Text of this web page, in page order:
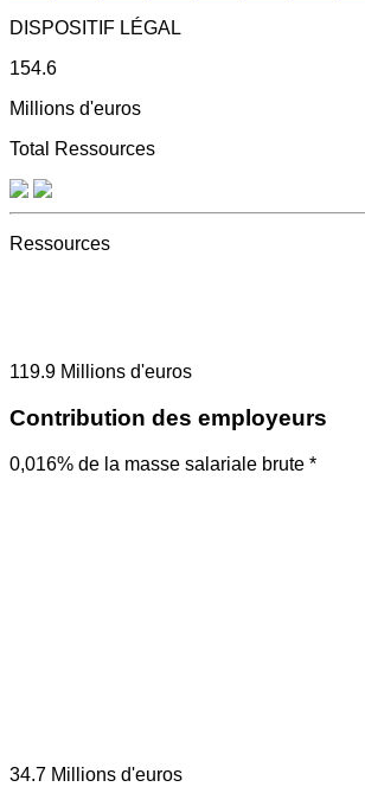
DISPOSITIF LÉGAL
154.6
Millions d'euros
Total Ressources
Ressources
119.9 Millions d'euros
Contribution des employeurs
0,016% de la masse salariale brute *
34.7 Millions d'euros